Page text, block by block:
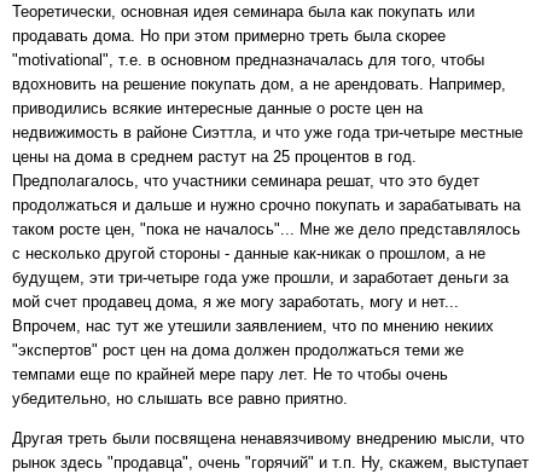
Теоретически, основная идея семинара была как покупать или
продавать дома. Но при этом примерно треть была скорее
"motivational", т.е. в основном предназначалась для того, чтобы
вдохновить на решение покупать дом, а не арендовать. Например,
приводились всякие интересные данные о росте цен на
недвижимость в районе Сиэттла, и что уже года три-четыре местные
цены на дома в среднем растут на 25 процентов в год.
Предполагалось, что участники семинара решат, что это будет
продолжаться и дальше и нужно срочно покупать и зарабатывать на
таком росте цен, "пока не началось"... Мне же дело представлялось
с несколько другой стороны - данные как-никак о прошлом, а не
будущем, эти три-четыре года уже прошли, и заработает деньги за
мой счет продавец дома, я же могу заработать, могу и нет...
Впрочем, нас тут же утешили заявлением, что по мнению некиих
"экспертов" рост цен на дома должен продолжаться теми же
темпами еще по крайней мере пару лет. Не то чтобы очень
убедительно, но слышать все равно приятно.
Другая треть были посвящена ненавязчивому внедрению мысли, что
рынок здесь "продавца", очень "горячий" и т.п. Ну, скажем, выступает